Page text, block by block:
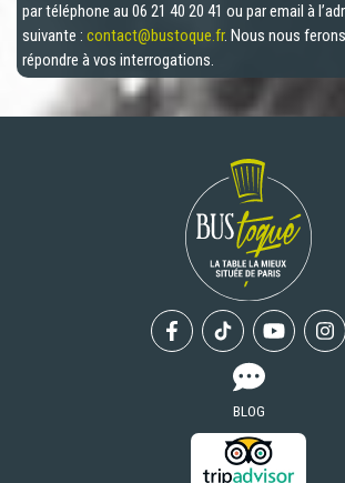
par téléphone au 06 21 40 20 41 ou par email à
suivante : contact@bustoque.fr. Nous nous
répondre à vos interrogations.
FacebookTiktok Youtube
BLOG